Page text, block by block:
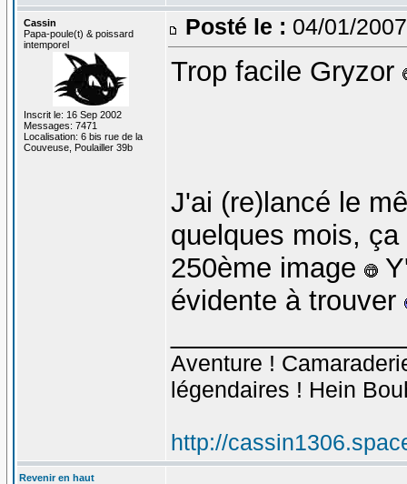
Cassin
Papa-poule(t) & poissard
intemporel
Inscrit le: 16 Sep 2002
Messages: 7471
Localisation: 6 bis rue de la
Couveuse, Poulailler 39b
Posté le : 04/01/
Trop facile Gryzor
J'ai (re)lancé le
quelques mois,
250ème image
évidente à trouver
Aventure !
légendaires ! Hein
http://
Revenir en haut